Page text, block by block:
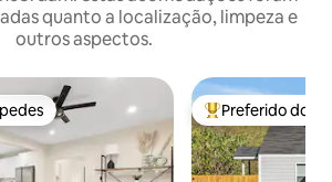
quanto a localização, limpeza e
outros aspectos.
Entre os
Preferido dos